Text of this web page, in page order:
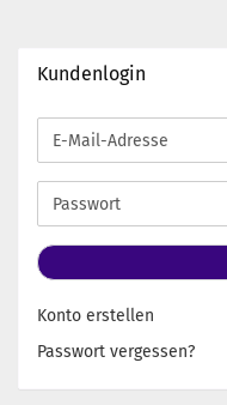
Kundenlogin
E-
Mail-
Adresse
Passwort
Konto erstellen
Passwort vergessen?